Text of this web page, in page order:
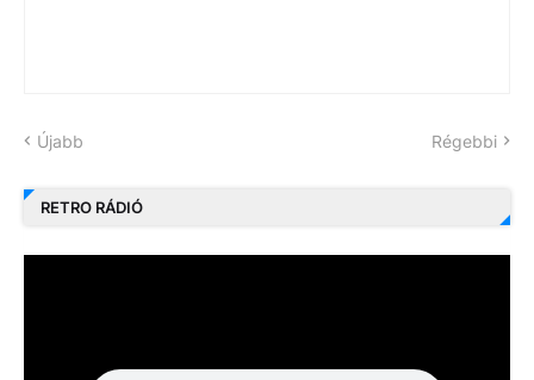
Újabb Régebbi
RETRO RÁDIÓ